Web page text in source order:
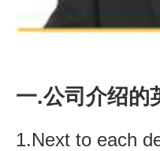
一.公司介绍的
1.Next to each